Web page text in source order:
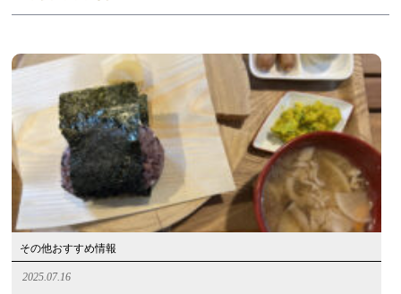
その他おすすめ情報
2025.07.16